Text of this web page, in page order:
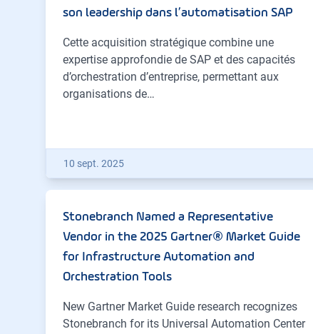
son leadership dans l’automatisation SAP
Cette acquisition stratégique combine une
expertise approfondie de SAP et des capacités
d’orchestration d’entreprise, permettant aux
organisations de…
10 sept. 2025
Stonebranch Named a Representative
Vendor in the 2025 Gartner® Market Guide
for Infrastructure Automation and
Orchestration Tools
New Gartner Market Guide research recognizes
Stonebranch for its Universal Automation Center